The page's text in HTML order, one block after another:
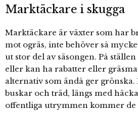
Marktäckare i skugga
Marktäckare är växter som har
mot ogräs, inte behöver så
ut stor del av säsongen. På
eller kan ha rabatter eller
alternativ som ändå ger
buskar och träd, längs med
offentliga utrymmen kommer